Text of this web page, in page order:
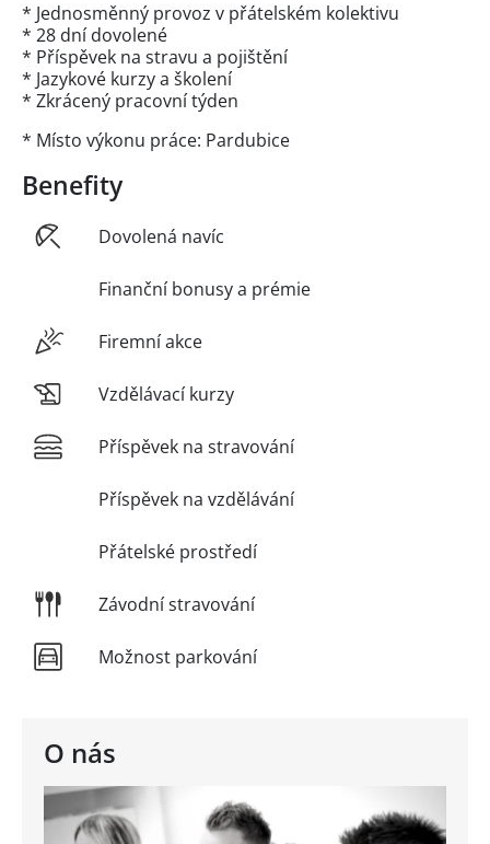
O nás
* Jednosměnný provoz v přátelském kolektivu
* 28 dní dovolené
* Příspěvek na stravu a pojištění
* Jazykové kurzy a školení
* Zkrácený pracovní týden
* Místo výkonu práce: Pardubice
Benefity
Dovolená navíc
Finanční bonusy a prémie
Firemní akce
Vzdělávací kurzy
Příspěvek na stravování
Příspěvek na vzdělávání
Přátelské prostředí
Závodní stravování
Možnost parkování